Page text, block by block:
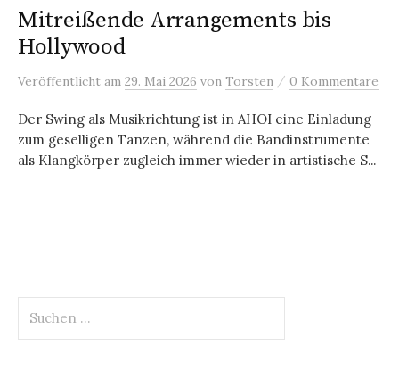
Mitreißende Arrangements bis
Hollywood
Veröffentlicht am 29. Mai 2026 von Torsten / 0 Kommentare
Der Swing als Musikrichtung ist in AHOI eine Einladung
zum geselligen Tanzen, während die Bandinstrumente
als Klangkörper zugleich immer wieder in artistische S...
nach: